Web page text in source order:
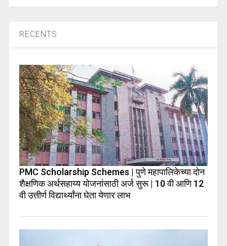
RECENTS
PMC Scholarship Schemes | पुणे महापालिकेच्या दोन
शैक्षणिक अर्थसहाय्य योजनांसाठी अर्ज सुरू | 10 वी आणि 12
वी उत्तीर्ण विद्यार्थ्यांना घेता येणार लाभ